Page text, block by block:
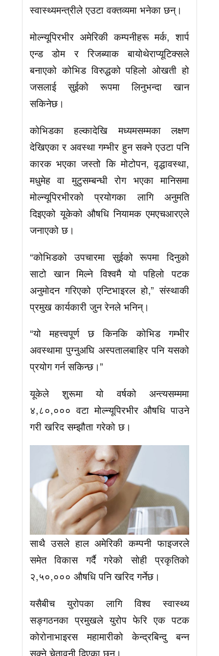
स्वास्थ्यमन्त्रीले एउटा वक्तव्यमा भनेका छन्।
मोल्न्यूपिरभीर अमेरिकी कम्पनीहरू मर्क, शार्प
एन्ड डोम र रिजब्याक बायोथेराप्यूटिक्सले
बनाएको कोभिड विरुद्धको पहिलो ओखती हो
जसलाई सुईको रूपमा लिनुभन्दा खान
सकिनेछ।
कोभिडका हल्कादेखि मध्यमसम्मका लक्षण
देखिएका र अवस्था गम्भीर हुन सक्ने एउटा पनि
कारक भएका जस्तो कि मोटोपन, वृद्धावस्था,
मधुमेह वा मुटुसम्बन्धी रोग भएका मानिसमा
मोल्न्यूपिरभीरको प्रयोगका लागि अनुमति
दिइएको यूकेको औषधि नियामक एमएचआरएले
जनाएको छ।
“कोभिडको उपचारमा सुईको रूपमा दिनुको
साटो खान मिल्ने विश्वमै यो पहिलो पटक
अनुमोदन गरिएको एन्टिभाइरल हो,” संस्थाकी
प्रमुख कार्यकारी जुन रेनले भनिन्।
“यो महत्त्वपूर्ण छ किनकि कोभिड गम्भीर
अवस्थामा पुग्नुअघि अस्पतालबाहिर पनि यसको
प्रयोग गर्न सकिन्छ।”
यूकेले शुरूमा यो वर्षको अन्त्यसम्ममा
४,८०,००० वटा मोल्न्यूपिरभीर औषधि पाउने
गरी खरिद सम्झौता गरेको छ।
साथै उसले हाल अमेरिकी कम्पनी फाइजरले
समेत विकास गर्दै गरेको सोही प्रकृतिको
२,५०,००० औषधि पनि खरिद गर्नेछ।
यसैबीच युरोपका लागि विश्व स्वास्थ्य
सङ्गठनका प्रमुखले युरोप फेरि एक पटक
कोरोनाभाइरस महामारीको केन्द्रबिन्दु बन्न
सक्ने चेतावनी दिएका छन्।